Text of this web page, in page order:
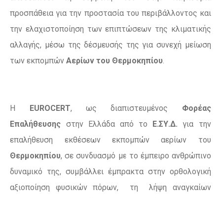
προσπάθεια για την προστασία του περιβάλλοντος και
την ελαχιστοποίηση των επιπτώσεων της κλιματικής
αλλαγής, μέσω της δέσμευσής της για συνεχή μείωση
των εκπομπώνΑερίων του Θερμοκηπίου.
Η EUROCERT, ως διαπιστευμένος Φορέας
Επαλήθευσης στην Ελλάδα από το Ε.ΣΥ.Δ. για την
επαλήθευση εκθέσεων εκπομπών αερίων του
Θερμοκηπίου, σε συνδυασμό με το έμπειρο ανθρώπινο
δυναμικό της, συμβάλλει έμπρακτα στην ορθολογική
αξιοποίηση φυσικών πόρων, τη λήψη αναγκαίων